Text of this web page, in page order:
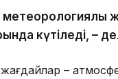
күтіледі, –
–